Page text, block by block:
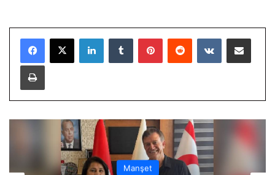
LinkedInTumblr PinterestReddit VKontakteE-Posta ile paylaş
Yazdır
Manşet